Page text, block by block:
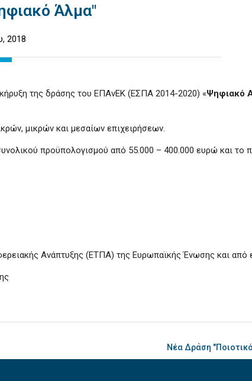
Άλμα"
2018
της δράσης του ΕΠΑνΕΚ (ΕΣΠΑ 2014-2020) «Ψηφιακό
μικρών και μεσαίων επιχειρήσεων.
προϋπολογισμού από 55.000 – 400.000 ευρώ και το
Ανάπτυξης (ΕΤΠΑ) της Ευρωπαϊκής Ένωσης και από
Νέα Δράση